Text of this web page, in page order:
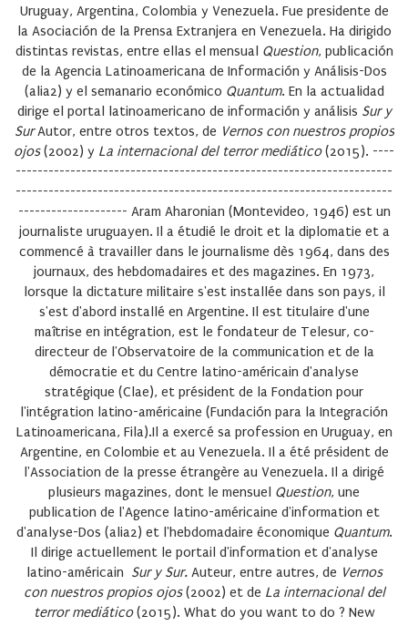
Uruguay, Argentina, Colombia y Venezuela. Fue presidente de
la Asociación de la Prensa Extranjera en Venezuela. Ha dirigido
distintas revistas, entre ellas el mensual Question, publicación
de la Agencia Latinoamericana de Información y Análisis-Dos
(alia2) y el semanario económico Quantum. En la actualidad
dirige el portal latinoamericano de información y análisis Sur y
SurAutor, entre otros textos, de Vernos con nuestros propios
ojos(2002) y La internacional del terror mediático(2015). ----
---------------------------------------------------------------------
---------------------------------------------------------------------
-------------------- Aram Aharonian (Montevideo, 1946) est un
journaliste uruguayen. Il a étudié le droit et la diplomatie et a
commencé à travailler dans le journalisme dès 1964, dans des
journaux, des hebdomadaires et des magazines. En 1973,
lorsque la dictature militaire s'est installée dans son pays, il
s'est d'abord installé en Argentine. Il est titulaire d'une
maîtrise en intégration, est le fondateur de Telesur, co-
directeur de l'Observatoire de la communication et de la
démocratie et du Centre latino-américain d'analyse
stratégique (Clae), et président de la Fondation pour
l'intégration latino-américaine (Fundación para la Integración
Latinoamericana, Fila).Il a exercé sa profession en Uruguay, en
Argentine, en Colombie et au Venezuela. Il a été président de
l'Association de la presse étrangère au Venezuela. Il a dirigé
plusieurs magazines, dont le mensuel Question, une
publication de l'Agence latino-américaine d'information et
d'analyse-Dos (alia2) et l'hebdomadaire économique Quantum.
Il dirige actuellement le portail d'information et d'analyse
latino-américain Sur y Sur.Auteur, entre autres, de Vernos
con nuestros propios ojos(2002) et de La internacional del
terror mediático(2015). What do you want to do ? New